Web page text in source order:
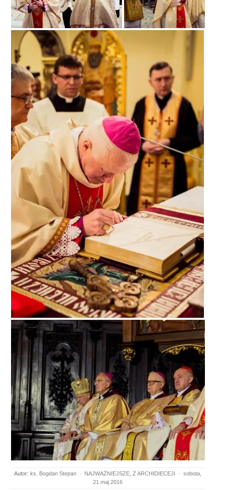
Autor: ks. Bogdan Stepan · NAJWAŻNIEJSZE, Z ARCHIDIECEJI · sobota,
21 maj 2016